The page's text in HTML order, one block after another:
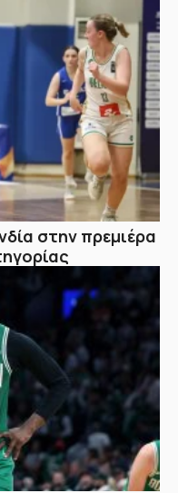
στην πρεμιέρα